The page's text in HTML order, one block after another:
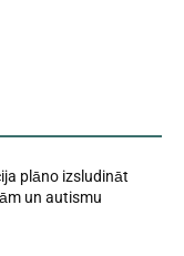
plāno izsludināt
un autismu